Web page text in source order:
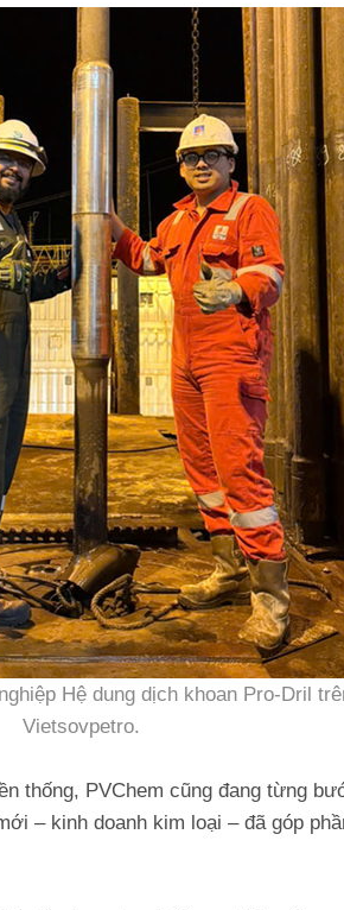
Hệ dung dịch khoan Pro-Dril
Vietsovpetro.
thống, PVChem cũng đang từng
– kinh doanh kim loại – đã góp